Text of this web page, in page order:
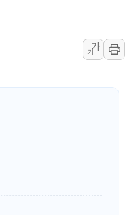
"…파월 때와 달리 워시엔 톤 낮춰
시 정책특보 내정설...포항시 '시끌'
가
가